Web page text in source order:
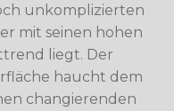
unkomplizierten
mit seinen hohen
liegt. Der
haucht dem
changierenden